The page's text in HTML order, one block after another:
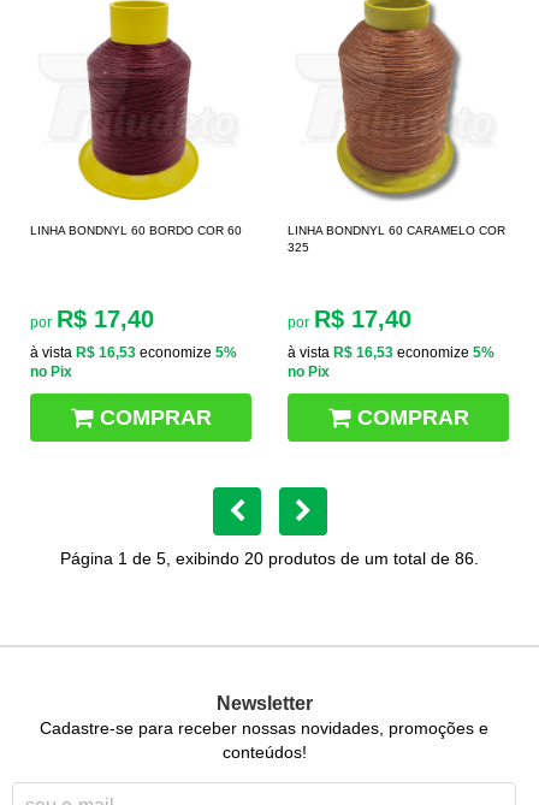
LINHA BONDNYL 60 BORDO COR 60
por R$ 17,40
à vista R$ 16,53 economize 5%
no Pix
COMPRAR
LINHA BONDNYL 60 CARAMELO COR
325
por R$ 17,40
à vista R$ 16,53 economize 5%
no Pix
COMPRAR
Página 1 de 5, exibindo 20 produtos de um total de 86.
Newsletter
Cadastre-se para receber nossas novidades, promoções e
conteúdos!